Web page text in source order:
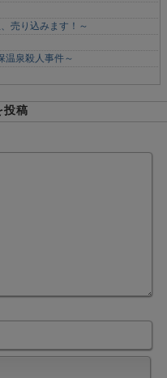
売り込みます！～
温泉殺人事件～
投稿